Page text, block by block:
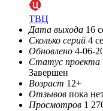
ТВЦ
Дата выхода 16
Сколько серий 4
Обновлено 4-06-
Статус проекта
Завершен
Возраст 12+
Отзывов пока
Просмотров 1